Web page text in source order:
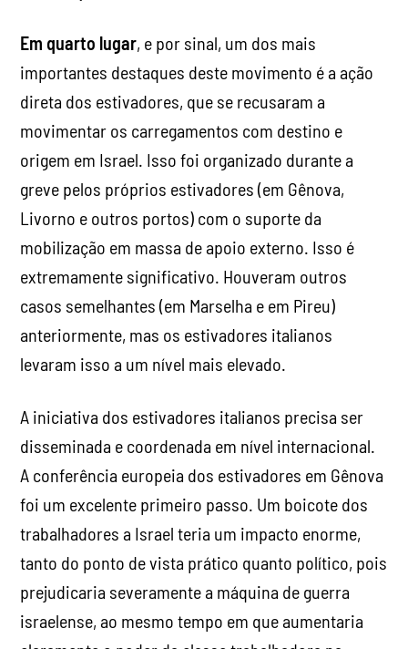
Em quarto lugar, e por sinal, um dos mais
importantes destaques deste movimento é a ação
direta dos estivadores, que se recusaram a
movimentar os carregamentos com destino e
origem em Israel. Isso foi organizado durante a
greve pelos próprios estivadores (em Gênova,
Livorno e outros portos) com o suporte da
mobilização em massa de apoio externo. Isso é
extremamente significativo. Houveram outros
casos semelhantes (em Marselha e em Pireu)
anteriormente, mas os estivadores italianos
levaram isso a um nível mais elevado.
A iniciativa dos estivadores italianos precisa ser
disseminada e coordenada em nível internacional.
A conferência europeia dos estivadores em Gênova
foi um excelente primeiro passo. Um boicote dos
trabalhadores a Israel teria um impacto enorme,
tanto do ponto de vista prático quanto político, pois
prejudicaria severamente a máquina de guerra
israelense, ao mesmo tempo em que aumentaria